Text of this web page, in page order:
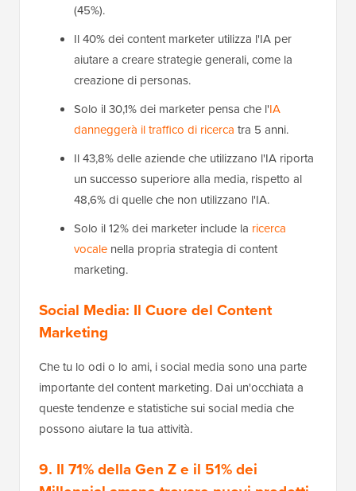
(45%).
Il 40% dei content marketer utilizza l'IA per
aiutare a creare strategie generali, come la
creazione di personas.
Solo il 30,1% dei marketer pensa che l'IA
danneggerà il traffico di ricerca tra 5 anni.
Il 43,8% delle aziende che utilizzano l'IA riporta
un successo superiore alla media, rispetto al
48,6% di quelle che non utilizzano l'IA.
Solo il 12% dei marketer include la ricerca
vocale nella propria strategia di content
marketing.
Social Media: Il Cuore del Content
Marketing
Che tu lo odi o lo ami, i social media sono una parte
importante del content marketing. Dai un'occhiata a
queste tendenze e statistiche sui social media che
possono aiutare la tua attività.
9. Il 71% della Gen Z e il 51% dei